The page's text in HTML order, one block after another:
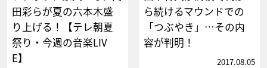
田彩らが夏の六本木盛
り上げる！【テレ朝夏
祭り・今週の音楽LIV
E】
ら続けるマウンドでの
「つぶやき」…その内
容が判明！
2017.08.05